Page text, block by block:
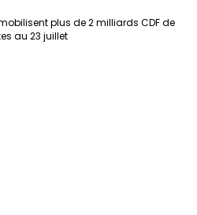
plus de 2 milliards CDF de
au 23 juillet